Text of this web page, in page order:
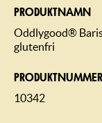
PRODUKTNAMN
Oddlygood®
glutenfri
PRODUKTNUMMER
10342